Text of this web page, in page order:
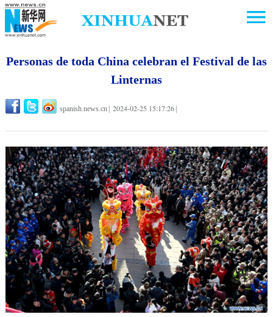
Personas de toda China celebran el Festival de las
Linternas
spanish.news.cn 2024-02-25 15:17:26